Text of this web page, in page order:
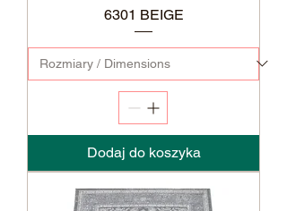
6301 BEIGE
Dodaj do koszyka